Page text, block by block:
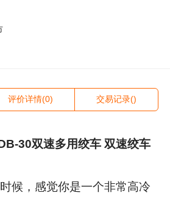
评价详情(0) 交易记录()
30双速多用绞车 双速绞车
候，感觉你是一个非常高冷